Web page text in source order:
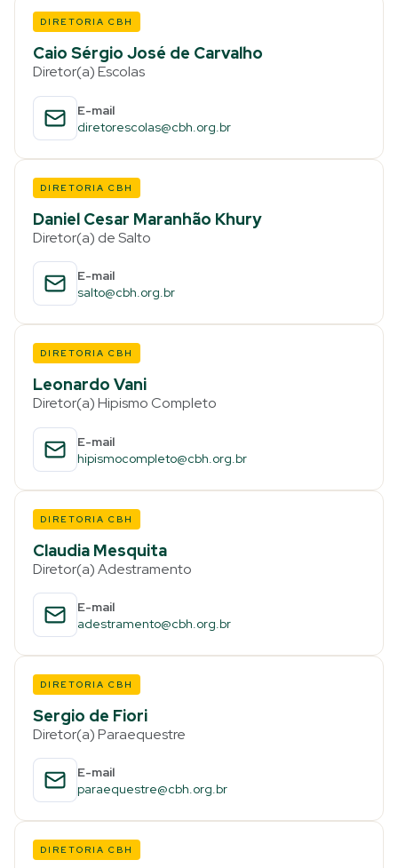
DIRETORIA CBH
Caio Sérgio José de Carvalho
Diretor(a) Escolas
E-mail
diretorescolas@cbh.org.br
DIRETORIA CBH
Daniel Cesar Maranhão Khury
Diretor(a) de Salto
E-mail
salto@cbh.org.br
DIRETORIA CBH
Leonardo Vani
Diretor(a) Hipismo Completo
E-mail
hipismocompleto@cbh.org.br
DIRETORIA CBH
Claudia Mesquita
Diretor(a) Adestramento
E-mail
adestramento@cbh.org.br
DIRETORIA CBH
Sergio de Fiori
Diretor(a) Paraequestre
E-mail
paraequestre@cbh.org.br
DIRETORIA CBH